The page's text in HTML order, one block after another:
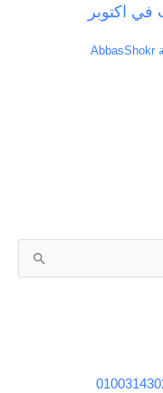
اكتوبر
AbbasShokr